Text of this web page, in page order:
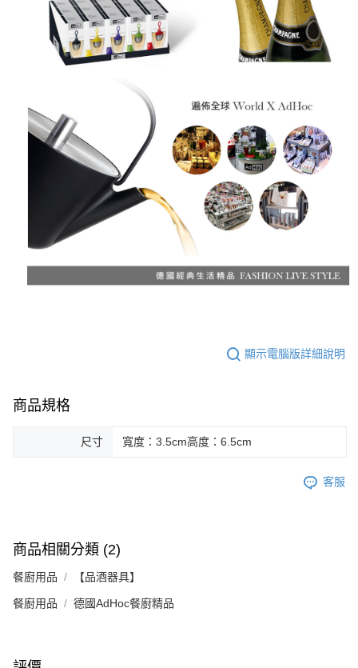
顯示電腦版詳細說明
商品規格
尺寸 寬度：3.5cm高度：6.5cm
客服
商品相關分類 (2)
餐廚用品 【品酒器具】
餐廚用品 德國AdHoc餐廚精品